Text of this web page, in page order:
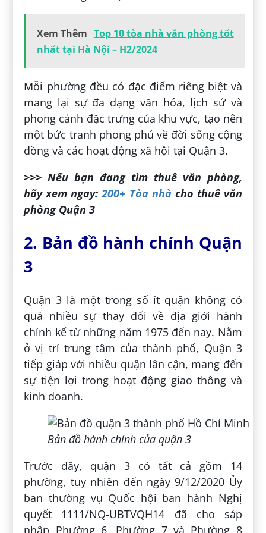
Xem Thêm Top 10 tòa nhà văn phòng tốt
nhất tại Hà Nội – H2/2024
Mỗi phường đều có đặc điểm riêng biệt và
mang lại sự đa dạng văn hóa, lịch sử và
phong cảnh đặc trưng của khu vực, tạo nên
một bức tranh phong phú về đời sống cộng
đồng và các hoạt động xã hội tại Quận 3.
>>> Nếu bạn đang tìm thuê văn phòng,
hãy xem ngay:200+ Tòa nhàcho thuê văn
phòng Quận 3
2. Bản đồ hành chính Quận
3
Quận 3 là một trong số ít quận không có
quá nhiều sự thay đổi về địa giới hành
chính kể từ những năm 1975 đến nay. Nằm
ở vị trí trung tâm của thành phố, Quận 3
tiếp giáp với nhiều quận lân cận, mang đến
sự tiện lợi trong hoạt động giao thông và
kinh doanh.
Bản đồ hành chính của quận 3
Trước đây, quận 3 có tất cả gồm 14
phường, tuy nhiên đến ngày 9/12/2020 Ủy
ban thường vụ Quốc hội ban hành Nghị
quyết 1111/NQ-UBTVQH14 đã cho sáp
nhập Phường 6, Phường 7 và Phường 8